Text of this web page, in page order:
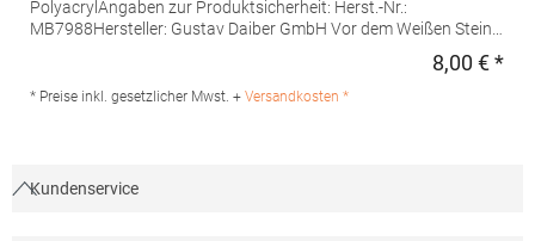
PolyacrylAngaben zur Produktsicherheit: Herst.-Nr.:
MB7988Hersteller: Gustav Daiber GmbH Vor dem Weißen Stein
8,00 € *
* Preise inkl. gesetzlicher Mwst. + Versandkosten *
Kundenservice